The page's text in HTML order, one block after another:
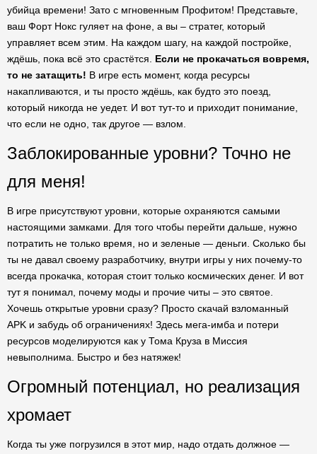
убийца времени! Зато с мгновенным Профитом! Представьте,
ваш Форт Нокс гуляет на фоне, а вы – стратег, который
управляет всем этим. На каждом шагу, на каждой постройке,
ждёшь, пока всё это срастётся. Если не прокачаться вовремя,
то не затащить! В игре есть момент, когда ресурсы
накапливаются, и ты просто ждёшь, как будто это поезд,
который никогда не уедет. И вот тут-то и приходит понимание,
что если не одно, так другое — взлом.
Заблокированные уровни? Точно не
для меня!
В игре присутствуют уровни, которые охраняются самыми
настоящими замками. Для того чтобы перейти дальше, нужно
потратить не только время, но и зеленые — деньги. Сколько бы
ты не давал своему разработчику, внутри игры у них почему-то
всегда прокачка, которая стоит только космических денег. И вот
тут я понимал, почему моды и прочие читы – это святое.
Хочешь открытые уровни сразу? Просто скачай взломанный
APK и забудь об ограничениях! Здесь мега-имба и потери
ресурсов моделируются как у Тома Круза в Миссия
невыполнима. Быстро и без натяжек!
Огромный потенциал, но реализация
хромает
Когда ты уже погрузился в этот мир, надо отдать должное —